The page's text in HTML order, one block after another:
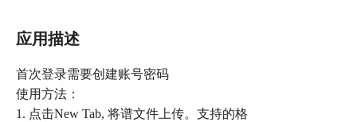
应用描述
首次登录需要创建账号密码
使用方法：
1. 点击New Tab, 将谱文件上传。支持的格